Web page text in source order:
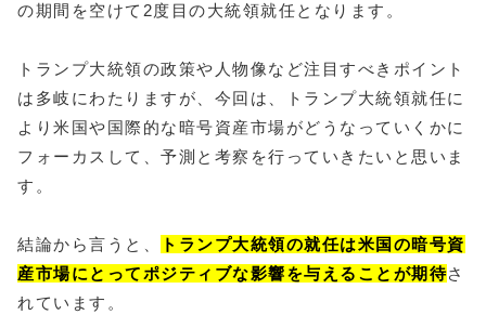
の期間を空けて2度目の大統領就任となります。
トランプ大統領の政策や人物像など注目すべきポイント
は多岐にわたりますが、今回は、トランプ大統領就任に
より米国や国際的な暗号資産市場がどうなっていくかに
フォーカスして、予測と考察を行っていきたいと思いま
す。
結論から言うと、
トランプ大統領の就任は米国の暗号資
産市場にとってポジティブな影響を与えることが期待さ
れています。